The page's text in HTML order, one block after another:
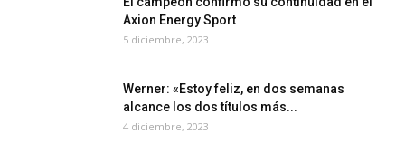
Axion Energy Sport
5 diciembre, 2023
Werner: «Estoy feliz, en dos semanas
alcance los dos títulos más...
4 diciembre, 2023